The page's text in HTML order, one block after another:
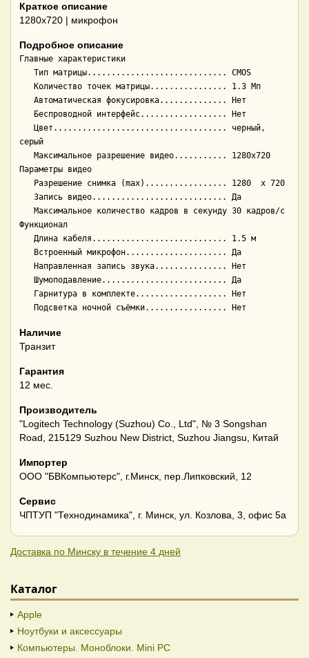
Краткое описание
1280x720 | микрофон
Подробное описание
Главные характеристики
серый
Параметры видео
Функционал
Наличие
Транзит
Гарантия
12 мес.
Производитель
"Logitech Technology (Suzhou) Co., Ltd", № 3 Songshan
Road, 215129 Suzhou New District, Suzhou Jiangsu, Китай
Импортер
ООО "БВКомпьютерс", г.Минск, пер.Липковский, 12
Сервис
ЧПТУП "Технодинамика", г. Минск, ул. Козлова, 3, офис 5а
Доставка по Минску в течение 4 дней
Каталог
Apple
Ноутбуки и аксессуары
Компьютеры. Моноблоки. Mini PC